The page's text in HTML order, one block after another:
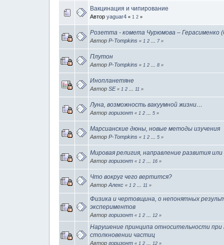
Вакцинация и чипирование
Автор yaguar4 « 1 2 »
Розетта - комета Чурюмова – Герасименко
Автор P-Tompkins « 1 2 7»
Плутон
Автор P-Tompkins « 1 2 8 »
Инопланетяне
Автор SE « 1 2 11 »
Луна, возможность вакуумной жизни…
Автор горизонт « 1 2 5 »
Марсианские дюны, новые методы изучения
Автор P-Tompkins « 1 2 5 »
Мировая религия, направление развития
Автор горизонт « 1 2 16 »
Что вокруг чего вертится?
Автор Алeкс « 1 2 11 »
Физика и чертовщина, о непонятных
экспериментов
Автор горизонт « 1 2 12 »
Нарушение принципа относительности при
столкновении частиц
Автор горизонт « 1 2 12 »